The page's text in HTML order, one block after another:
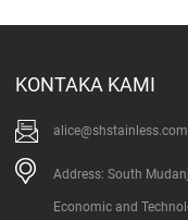
KONTAKA KAMI
alice@shstainless.com
Address: South
Economic and